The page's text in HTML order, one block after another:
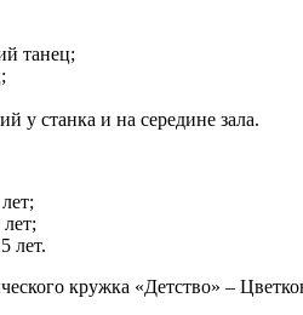
танец;
у станка и на середине зала.
лет.
кружка «Детство» –